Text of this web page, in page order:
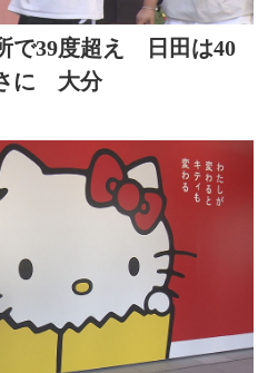
で39度超え 日田は40
に 大分